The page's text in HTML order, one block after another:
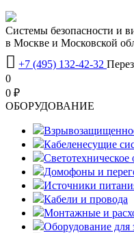
Системы безопасности и
в Москве и Московской
 +7 (495) 132-42-32
0
0 ₽
OБОРУДОВАНИЕ
Кабеленесущие
Светотехническое
Домофоны и
Источники
Кабели и провода
Монтажные и
Оборудование для